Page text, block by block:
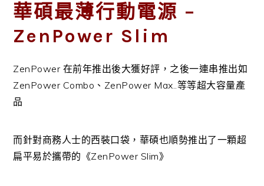
華碩最薄行動電源 –
ZenPower Slim
ZenPower 在前年推出後大獲好評，之後一連串推出如
ZenPower Combo、ZenPower Max..等等超大容量產
品
而針對商務人士的西裝口袋，華碩也順勢推出了一顆超
扁平易於攜帶的《ZenPower Slim》